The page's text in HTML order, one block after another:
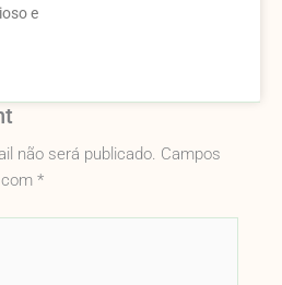
e
não será publicado. Campos
*